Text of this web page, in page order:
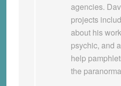
agencies.
projects
about his
psychic, and
help
the